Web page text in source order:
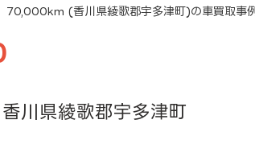
(香川県綾歌郡宇多津町)の車買取事
川県綾歌郡宇多津町